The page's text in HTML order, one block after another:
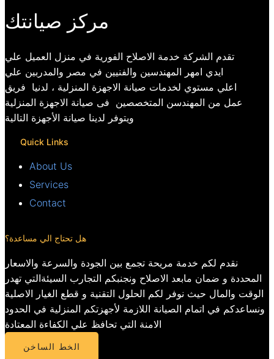
مركز صيانتك
تقدم الشركة خدمة الاصلاح الفورية في منزل العميل علي
ايدي امهر المهندسين والفنيين في مصر والمدربين علي
اعلي مستوي لخدمات صيانة الاجهزة المنزلية ، لدنيا فريق
عمل من المهندسن المتخصصين فى صيانة الاجهزة المنزلية
ويتوفر لدينا صيانة الأجهزة التالية
Quick Links
About Us
Services
Contact
هل تحتاج الي مساعدة؟
نقدم لكم خدمة مريحة تجمع بين الجودة والسرعة والاسعار
المحددة و ضمان مابعد الاصلاح ونجنبكم التجارب السيئةالتي تهدر
الوقت والمال حيث نوفر لكم الحلول التقنية و قطع الغيار الاصلية
ونساعدكم في اتمام الصيانة اللازمة لأجهزتكم المنزلية في الحدود
الامنة التي تحافظ علي الكفاءة المعتادة
الخط الساخن